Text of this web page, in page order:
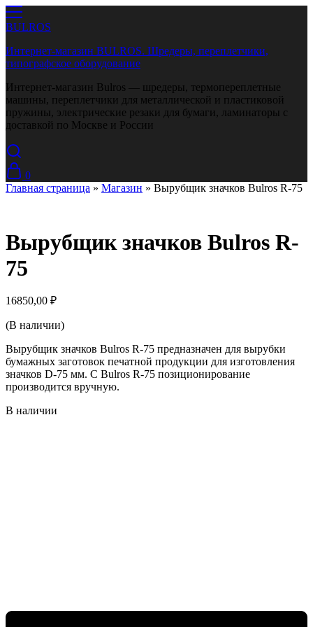
BULROS
Интернет-магазин BULROS. Шредеры, переплетчики,
типографское оборудование
Интернет-магазин Bulros — шредеры, термопереплетные
машины, переплетчики для металлической и пластиковой
пружины, электрические резаки для бумаги, ламинаторы с
доставкой по Москве и России
0
Главная страница » Магазин » Вырубщик значков Bulros R-75
Вырубщик значков Bulros R-
75
16850,00 ₽
(В наличии)
Вырубщик значков Bulros R-75 предназначен для вырубки
бумажных заготовок печатной продукции для изготовления
значков D-75 мм. С Bulros R-75 позиционирование
производится вручную.
В наличии